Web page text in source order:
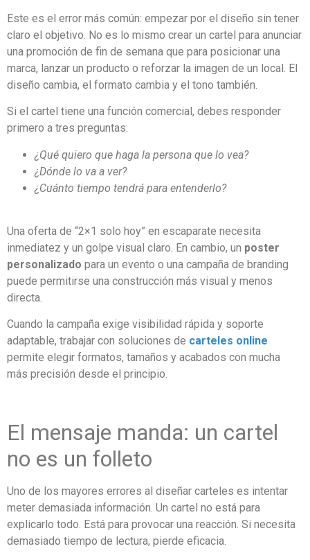
Este es el error más común: empezar por el diseño sin tener
claro el objetivo. No es lo mismo crear un cartel para anunciar
una promoción de fin de semana que para posicionar una
marca, lanzar un producto o reforzar la imagen de un local. El
diseño cambia, el formato cambia y el tono también.
Si el cartel tiene una función comercial, debes responder
primero a tres preguntas:
¿Qué quiero que haga la persona que lo vea?
¿Dónde lo va a ver?
¿Cuánto tiempo tendrá para entenderlo?
Una oferta de “2×1 solo hoy” en escaparate necesita
inmediatez y un golpe visual claro. En cambio, un poster
personalizado para un evento o una campaña de branding
puede permitirse una construcción más visual y menos
directa.
Cuando la campaña exige visibilidad rápida y soporte
adaptable, trabajar con soluciones de carteles online
permite elegir formatos, tamaños y acabados con mucha
más precisión desde el principio.
El mensaje manda: un cartel
no es un folleto
Uno de los mayores errores al diseñar carteles es intentar
meter demasiada información. Un cartel no está para
explicarlo todo. Está para provocar una reacción. Si necesita
demasiado tiempo de lectura, pierde eficacia.